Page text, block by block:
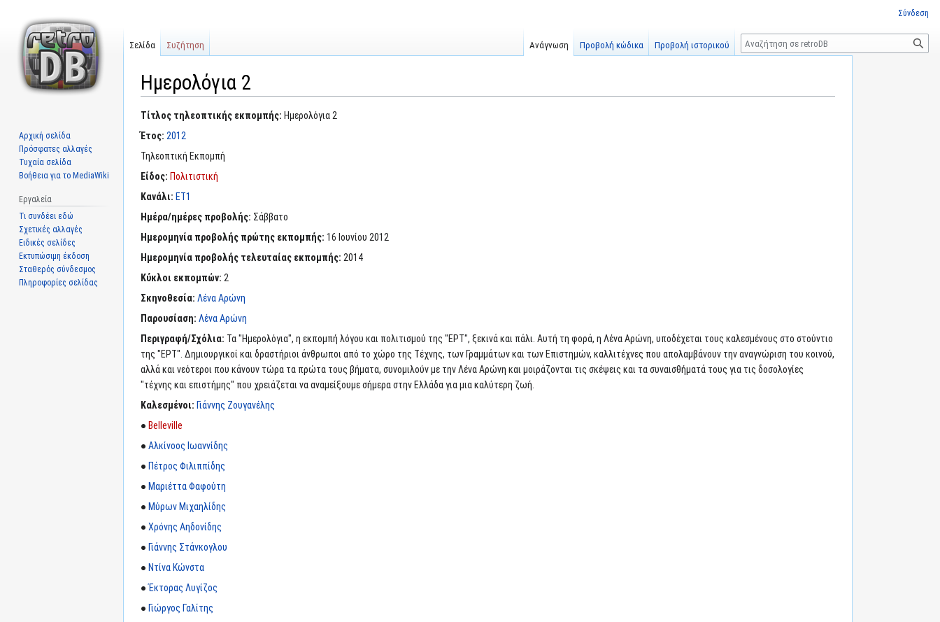
Ημερολόγια 2
Μετάβαση
στην
Πήδηση
στην
Τίτλος τηλεοπτικής εκπομπής: Ημερολόγια 2
Έτος: 2012
Τηλεοπτική Εκπομπή
Είδος: Πολιτιστική
Κανάλι: ΕΤ1
Ημέρα/ημέρες προβολής: Σάββατο
Ημερομηνία προβολής πρώτης εκπομπής: 16 Ιουνίου 2012
Ημερομηνία προβολής τελευταίας εκπομπής: 2014
Κύκλοι εκπομπών: 2
Σκηνοθεσία: Λένα Αρώνη
Παρουσίαση: Λένα Αρώνη
Περιγραφή/Σχόλια: Τα "Ημερολόγια", η εκπομπή λόγου και πολιτισμού της "ΕΡΤ", ξεκινά και πάλι. Αυτή τη φορά, η Λένα Αρώνη, υποδέχεται τους καλεσμένους στο στούντιο
της "ΕΡΤ". Δημιουργικοί και δραστήριοι άνθρωποι από το χώρο της Τέχνης, των Γραμμάτων και των Επιστημών, καλλιτέχνες που απολαμβάνουν την αναγνώριση του κοινού,
αλλά και νεότεροι που κάνουν τώρα τα πρώτα τους βήματα, συνομιλούν με την Λένα Αρώνη και μοιράζονται τις σκέψεις και τα συναισθήματά τους για τις δοσολογίες
"τέχνης και επιστήμης" που χρειάζεται να αναμείξουμε σήμερα στην Ελλάδα για μια καλύτερη ζωή.
Καλεσμένοι: Γιάννης Ζουγανέλης
● Belleville
● Αλκίνοος Ιωαννίδης
● Πέτρος Φιλιππίδης
● Μαριέττα Φαφούτη
● Μύρων Μιχαηλίδης
● Χρόνης Αηδονίδης
● Γιάννης Στάνκογλου
● Ντίνα Κώνστα
●Έκτορας Λυγίζος
● Γιώργος Γαλίτης
Σύνδεση
Σελίδα Συζήτηση Ανάγνωση Προβολή κώδικα Προβολή ιστορικού
Αναζήτηση
Αρχική σελίδα
Πρόσφατες αλλαγές
Τυχαία σελίδα
Βοήθεια για το MediaWiki
Εργαλεία
Τι συνδέει εδώ
Σχετικές αλλαγές
Ειδικές σελίδες
Εκτυπώσιμη έκδοση
Σταθερός σύνδεσμος
Πληροφορίες σελίδας